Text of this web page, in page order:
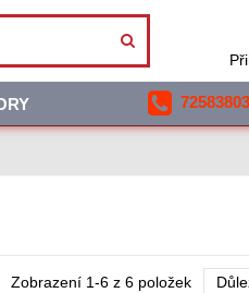
Zobrazení 1-6 z 6 položek